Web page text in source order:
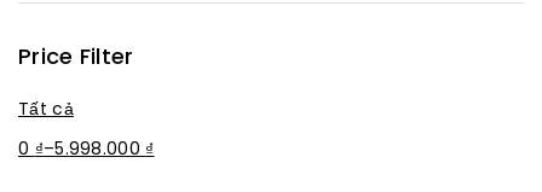
Price Filter
Tất cả
0 ₫–5.998.000 ₫